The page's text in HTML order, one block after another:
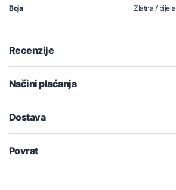
Boja
Zlatna / bijela
Recenzije
Načini plaćanja
Dostava
Povrat